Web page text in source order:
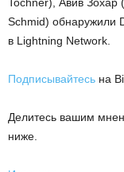
Tochner), Авив
Schmid) обнаружили
в Lightning Network.
Подписывайтесь на
Делитесь вашим
ниже.